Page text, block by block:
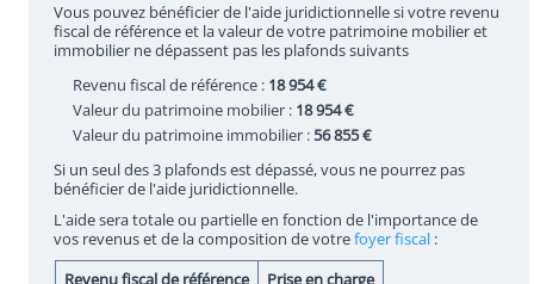
Vous pouvez bénéficier de l'aide juridictionnelle si votre revenu
fiscal de référence et la valeur de votre patrimoine mobilier et
immobilier ne dépassent pas les plafonds suivants
Revenu fiscal de référence : 18 954 €
Valeur du patrimoine mobilier : 18 954 €
Valeur du patrimoine immobilier :56 855 €
Si un seul des 3 plafonds est dépassé, vous ne pourrez pas
bénéficier de l'aide juridictionnelle.
L'aide sera totale ou partielle en fonction de l'importance de
vos revenus et de la composition de votrefoyer fiscal :
Revenu fiscal de référence
Prise en charge